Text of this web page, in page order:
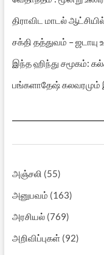
திராவிட மாடல்
சக்தி தத்துவம் – ஜடாயு
இந்த ஹிந்து சமூகம்:
பங்களாதேஷ் கலவரமும்
அஞ்சலி (55)
அனுபவம் (163)
அரசியல்(769)
அறிவிப்புகள்(92)